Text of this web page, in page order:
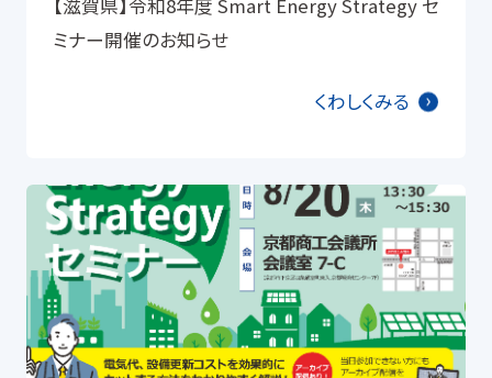
【滋賀県】令和8年度 Smart Energy Strategy セ
ミナー開催のお知らせ
くわしくみる